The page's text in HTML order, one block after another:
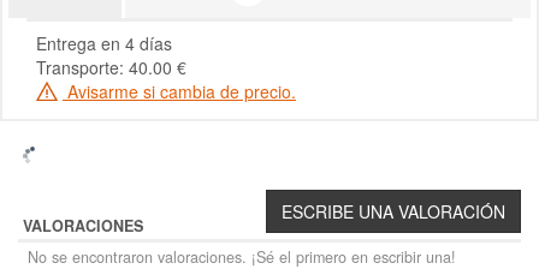
Entrega en 4 días
Transporte: 40.00 €
Avisarme si cambia de precio.
VALORACIONES
No se encontraron valoraciones. ¡Sé el primero en escribir una!